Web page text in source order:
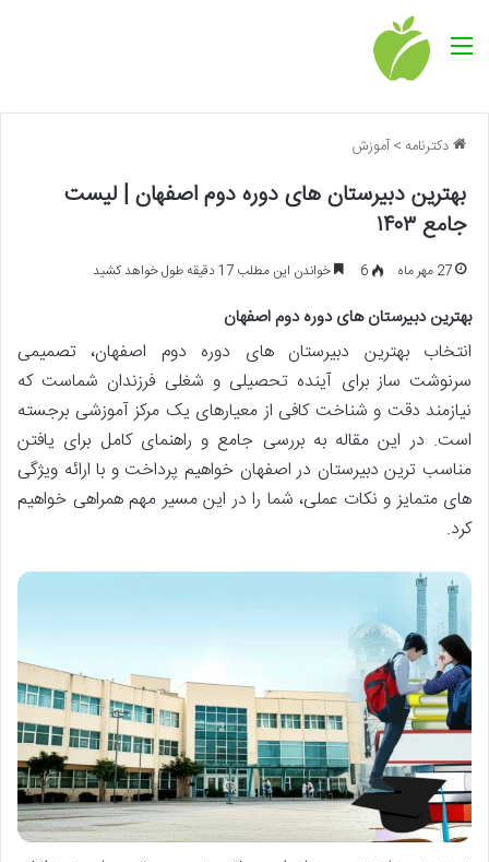
منو
دکترنامه >آموزش
بهترین دبیرستان های دوره دوم اصفهان | لیست
جامع ۱۴۰۳
27 مهر ماه 6 خواندن این مطلب 17 دقیقه طول خواهد کشید
بهترین دبیرستان های دوره دوم اصفهان
انتخاب بهترین دبیرستان های دوره دوم اصفهان، تصمیمی
سرنوشت ساز برای آینده تحصیلی و شغلی فرزندان شماست که
نیازمند دقت و شناخت کافی از معیارهای یک مرکز آموزشی برجسته
است. در این مقاله به بررسی جامع و راهنمای کامل برای یافتن
مناسب ترین دبیرستان در اصفهان خواهیم پرداخت و با ارائه ویژگی
های متمایز و نکات عملی، شما را در این مسیر مهم همراهی خواهیم
کرد.